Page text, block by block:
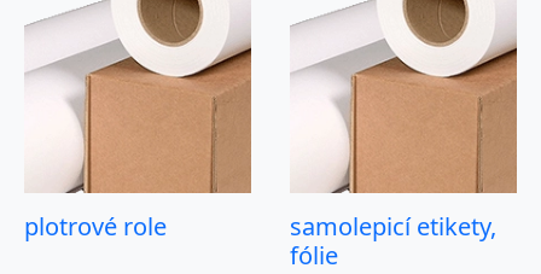
plotrové role
samolepicí etikety,
fólie